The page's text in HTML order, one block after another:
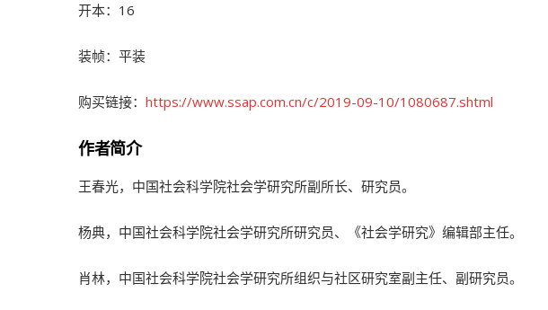
开本：16
装帧：平装
购买链接： https://www.ssap.com.cn/c/2019-09-10/1080687.shtml
作者简介
王春光，中国社会科学院社会学研究所副所长、研究员。
杨典，中国社会科学院社会学研究所研究员、《社会学研究》编辑部主任。
肖林，中国社会科学院社会学研究所组织与社区研究室副主任、副研究员。